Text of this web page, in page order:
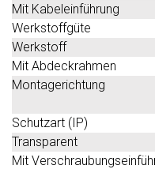
Mit Kabeleinführung
Werkstoffgüte
Werkstoff
Mit Abdeckrahmen
Montagerichtung
Schutzart (IP)
Transparent
Mit